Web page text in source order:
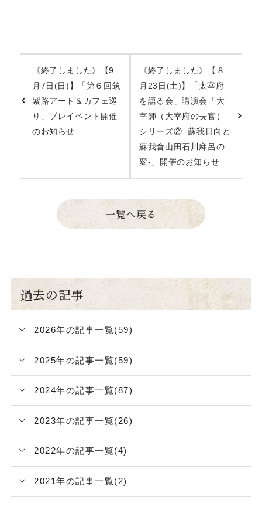
過去の記事
2026年の記事一覧(59)
2025年の記事一覧(59)
2024年の記事一覧(87)
2023年の記事一覧(26)
2022年の記事一覧(4)
2021年の記事一覧(2)
《終了しました》【9
月7日(日)】「第６回筑
紫路アート＆カフェ巡
り」プレイベント開催
のお知らせ
《終了しました》【８
月23日(土)】「太宰府
を語る会」講演会「大
宰師（大宰府の長官）
シリーズ② -蘇我日向と
蘇我倉山田石川麻呂の
変-」開催のお知らせ
一覧へ戻る